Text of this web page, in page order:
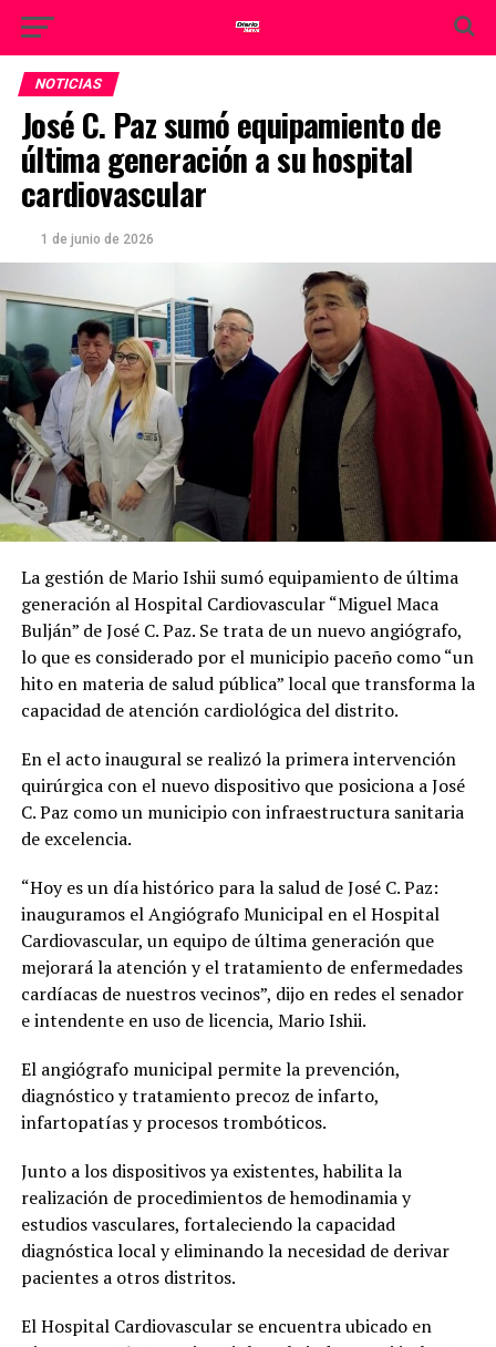
NOTICIAS
José C. Paz sumó equipamiento de
última generación a su hospital
cardiovascular
1 de junio de 2026
La gestión de Mario Ishii sumó equipamiento de última
generación al Hospital Cardiovascular “Miguel Maca
Bulján” de José C. Paz. Se trata de un nuevo angiógrafo,
lo que es considerado por el municipio paceño como “un
hito en materia de salud pública” local que transforma la
capacidad de atención cardiológica del distrito.
En el acto inaugural se realizó la primera intervención
quirúrgica con el nuevo dispositivo que posiciona a José
C. Paz como un municipio con infraestructura sanitaria
de excelencia.
“Hoy es un día histórico para la salud de José C. Paz:
inauguramos el Angiógrafo Municipal en el Hospital
Cardiovascular, un equipo de última generación que
mejorará la atención y el tratamiento de enfermedades
cardíacas de nuestros vecinos”, dijo en redes el senador
e intendente en uso de licencia, Mario Ishii.
El angiógrafo municipal permite la prevención,
diagnóstico y tratamiento precoz de infarto,
infartopatías y procesos trombóticos.
Junto a los dispositivos ya existentes, habilita la
realización de procedimientos de hemodinamia y
estudios vasculares, fortaleciendo la capacidad
diagnóstica local y eliminando la necesidad de derivar
pacientes a otros distritos.
El Hospital Cardiovascular se encuentra ubicado en